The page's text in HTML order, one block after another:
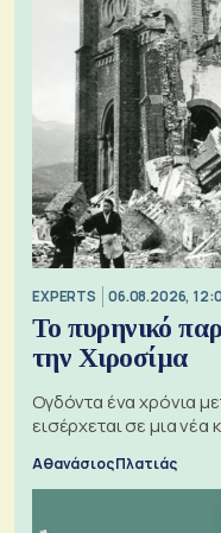
EXPERTS 06.08.2026,
Το πυρηνικό
την Χιροσίμα
Ογδόντα ένα χρόνια
εισέρχεται σε μια νέα
Αθανάσιος Πλατιάς